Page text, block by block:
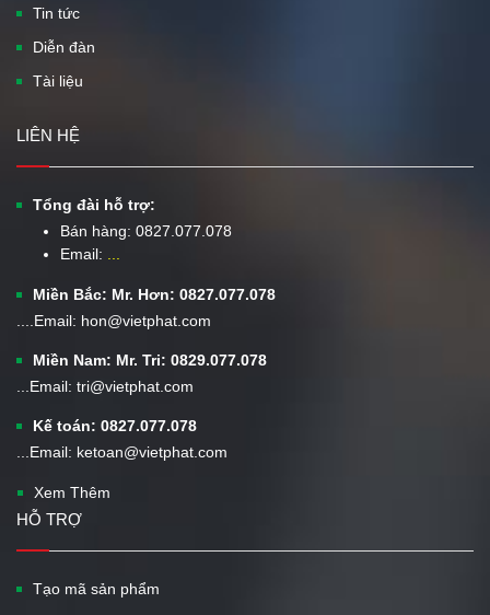
Tin tức
Diễn đàn
Tài liệu
LIÊN HỆ
Tổng đài hỗ trợ:
Bán hàng: 0827.077.078
Email:
Miền Bắc: Mr. Hơn: 0827.077.078
....Email: hon@vietphat.com
Miền Nam: Mr. Tri: 0829.077.078
...Email: tri@vietphat.com
Kế toán: 0827.077.078
...Email: ketoan@vietphat.com
Xem Thêm
HỖ TRỢ
Tạo mã sản phẩm